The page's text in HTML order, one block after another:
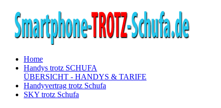
Home
Handys trotz SCHUFA
ÜBERSICHT - HANDYS & TARIFE
Handyvertrag trotz Schufa
SKY trotz Schufa